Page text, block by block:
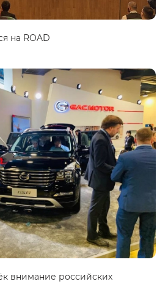
на ROAD
внимание российских